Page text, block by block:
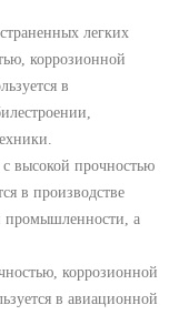
легких
коррозионной
в
высокой прочностью
в производстве
промышленности, а
коррозионной
в авиационной